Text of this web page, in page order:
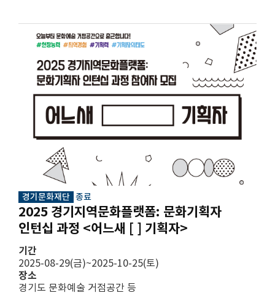
경기문화재단 종료
2025 경기지역문화플랫폼: 문화기획자
인턴십 과정 <어느새 [ ] 기획자>
기간
2025-08-29(금)~2025-10-25(토)
장소
경기도 문화예술 거점공간 등